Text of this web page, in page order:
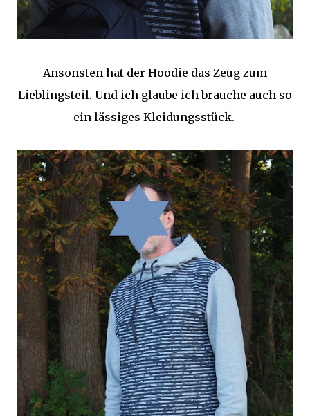
Ansonsten hat der Hoodie das Zeug zum
Lieblingsteil. Und ich glaube ich brauche auch so
ein lässiges Kleidungsstück.